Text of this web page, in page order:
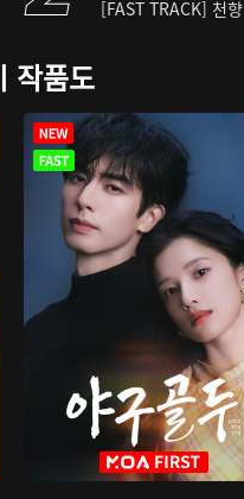
[FAST TRACK] 천향
작품도